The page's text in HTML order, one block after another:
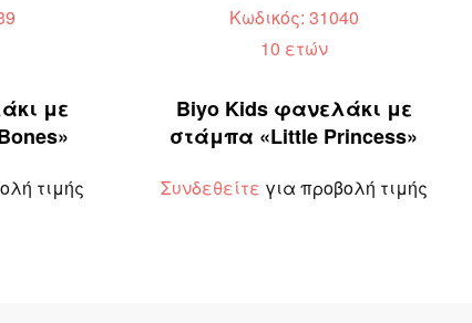
με
τιμής
Κωδικός: 31040
10 ετών
Biyo Kids φανελάκι με
στάμπα «Little Princess»
Συνδεθείτε για προβολή τιμής